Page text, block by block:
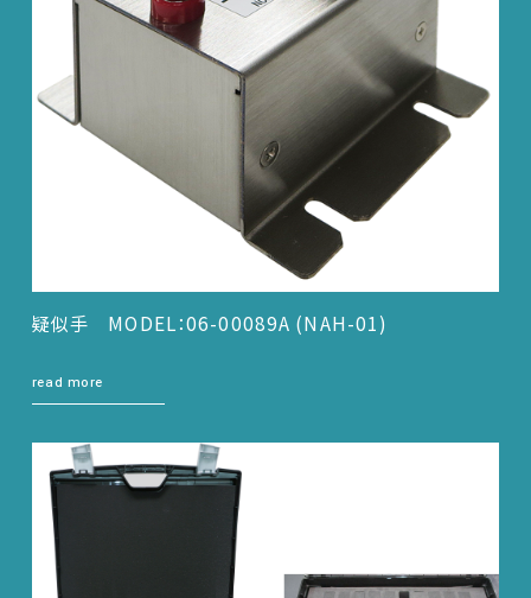
疑似手 MODEL：06-00089A (NAH-01)
read more